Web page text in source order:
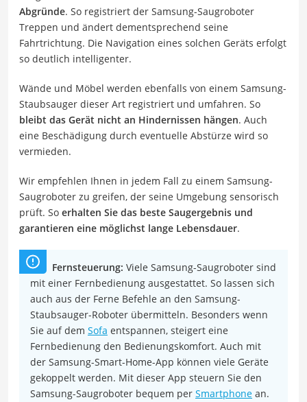
Abgründe. So registriert der Samsung-Saugroboter
Treppen und ändert dementsprechend seine
Fahrtrichtung. Die Navigation eines solchen Geräts erfolgt
so deutlich intelligenter.
Wände und Möbel werden ebenfalls von einem Samsung-
Staubsauger dieser Art registriert und umfahren. So
bleibt das Gerät nicht an Hindernissen hängen. Auch
eine Beschädigung durch eventuelle Abstürze wird so
vermieden.
Wir empfehlen Ihnen in jedem Fall zu einem Samsung-
Saugroboter zu greifen, der seine Umgebung sensorisch
prüft. So erhalten Sie das beste Saugergebnis und
garantieren eine möglichst lange Lebensdauer.
Fernsteuerung: Viele Samsung-Saugroboter sind
mit einer Fernbedienung ausgestattet. So lassen sich
auch aus der Ferne Befehle an den Samsung-
Staubsauger-Roboter übermitteln. Besonders wenn
Sie auf dem Sofa entspannen, steigert eine
Fernbedienung den Bedienungskomfort. Auch mit
der Samsung-Smart-Home-App können viele Geräte
gekoppelt werden. Mit dieser App steuern Sie den
Samsung-Saugroboter bequem per Smartphone an.